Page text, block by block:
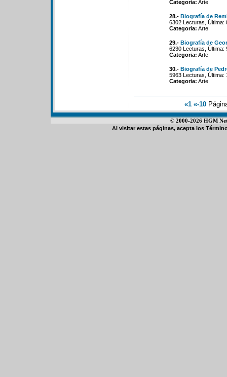
Categoria: Arte
28.- Biografía de
6302 Lecturas, Última:
Categoria: Arte
29.- Biografía de
6230 Lecturas, Última:
Categoria: Arte
30.- Biografía de
5963 Lecturas, Última:
Categoria: Arte
«1 «-10
© 2000-2026 HGM
Al visitar estas páginas, acepta los